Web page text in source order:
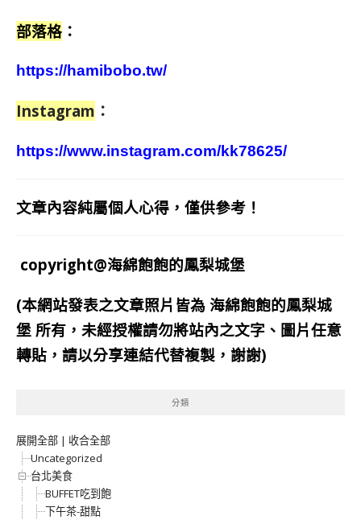
部落格 ：
https://hamibobo.tw/
Instagram ：
https://www.instagram.com/kk78625/
文章內容純屬個人心得，僅供參考！
copyright@海綿飽飽的鳳梨城堡
(本網站發表之文章照片皆為 海綿飽飽的鳳梨城
堡 所有，未經授權請勿將站內之文字、圖片任意
轉貼，請以分享連結代替複製，謝謝)
分類
展開全部 | 收合全部
Uncategorized
台北美食
BUFFET吃到飽
下午茶-甜點